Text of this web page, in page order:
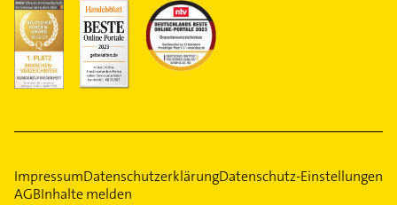
ImpressumDatenschutzerklärungDatenschutz-Einstellungen
AGBInhalte melden